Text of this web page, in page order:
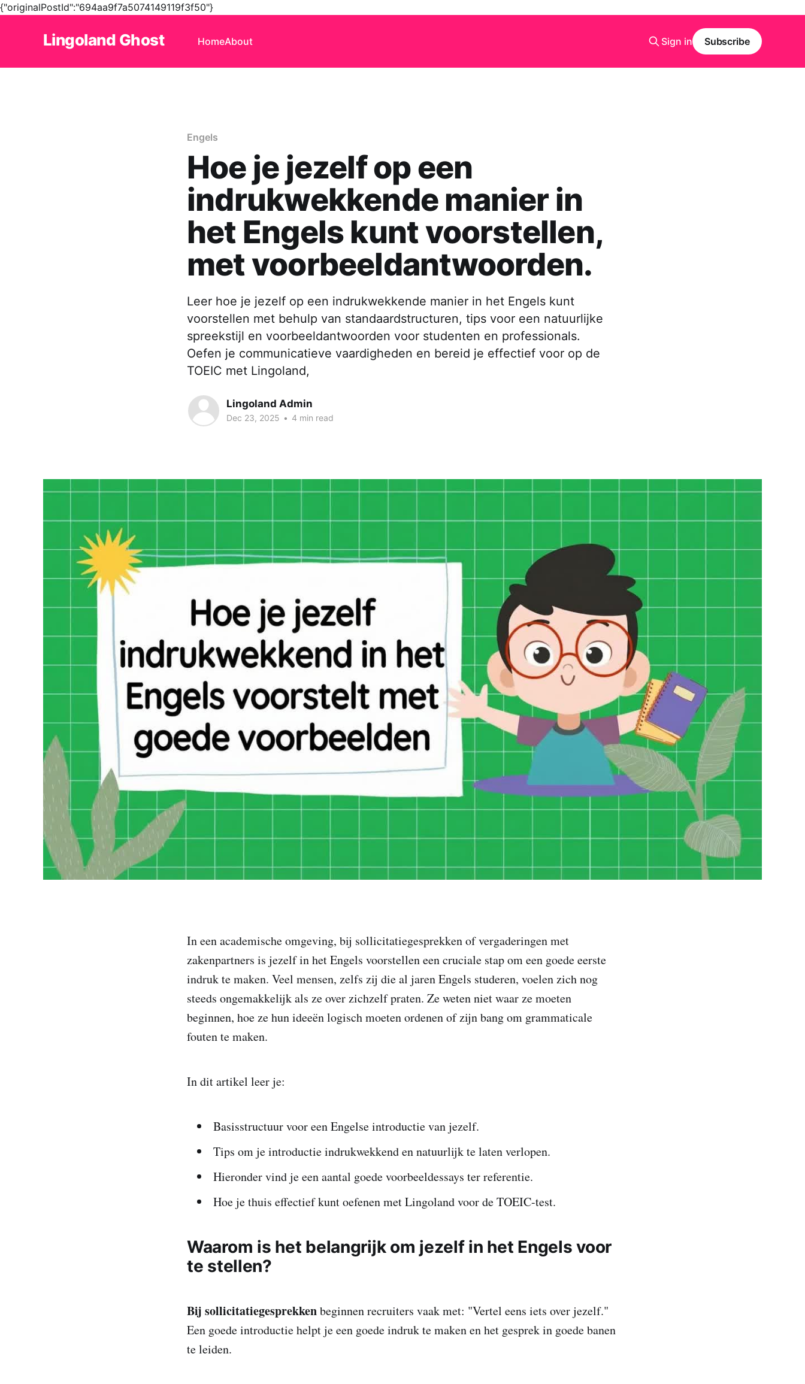
{"originalPostId":"694aa9f7a5074149119f3f50"}
Lingoland Ghost HomeAbout Sign in Subscribe
Engels
Hoe je jezelf op een
indrukwekkende manier in
het Engels kunt voorstellen,
met voorbeeldantwoorden.
Leer hoe je jezelf op een indrukwekkende manier in het Engels kunt
voorstellen met behulp van standaardstructuren, tips voor een natuurlijke
spreekstijl en voorbeeldantwoorden voor studenten en professionals.
Oefen je communicatieve vaardigheden en bereid je effectief voor op de
TOEIC met Lingoland,
Lingoland Admin
Dec 23, 2025 • 4 min read
In een academische omgeving, bij sollicitatiegesprekken of vergaderingen met
zakenpartners is jezelf in het Engels voorstellen een cruciale stap om een ​​goede eerste
indruk te maken. Veel mensen, zelfs zij die al jaren Engels studeren, voelen zich nog
steeds ongemakkelijk als ze over zichzelf praten. Ze weten niet waar ze moeten
beginnen, hoe ze hun ideeën logisch moeten ordenen of zijn bang om grammaticale
fouten te maken.
In dit artikel leer je:
Basisstructuur voor een Engelse introductie van jezelf.
Tips om je introductie indrukwekkend en natuurlijk te laten verlopen.
Hieronder vind je een aantal goede voorbeeldessays ter referentie.
Hoe je thuis effectief kunt oefenen met Lingoland voor de TOEIC-test.
Waarom is het belangrijk om jezelf in het Engels voor
te stellen?
Bij sollicitatiegesprekkenbeginnen recruiters vaak met: "Vertel eens iets over jezelf."
Een goede introductie helpt je een goede indruk te maken en het gesprek in goede banen
te leiden.